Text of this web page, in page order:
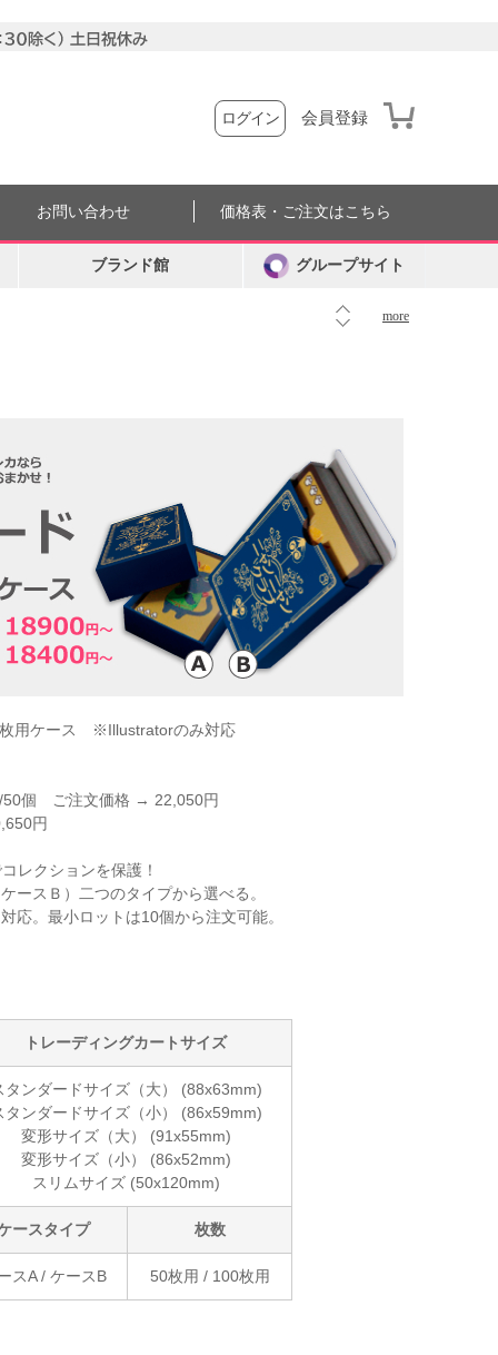
ログイン 会員登録
more
お問い合わせ 価格表・ご注文はこちら
ブランド館 グループサイト
枚用ケース ※Illustratorのみ対応
50個 ご注文価格 → 22,050円
円
レクションを保護！
ースＢ）二つのタイプから選べる。
応。最小ロットは10個から注文可能。
トレーディングカートサイズ
タンダードサイズ（大） (88x63mm)
タンダードサイズ（小） (86x59mm)
変形サイズ（大） (91x55mm)
変形サイズ（小） (86x52mm)
スリムサイズ (50x120mm)
ースタイプ 枚数
スA / ケースB 50枚用 / 100枚用